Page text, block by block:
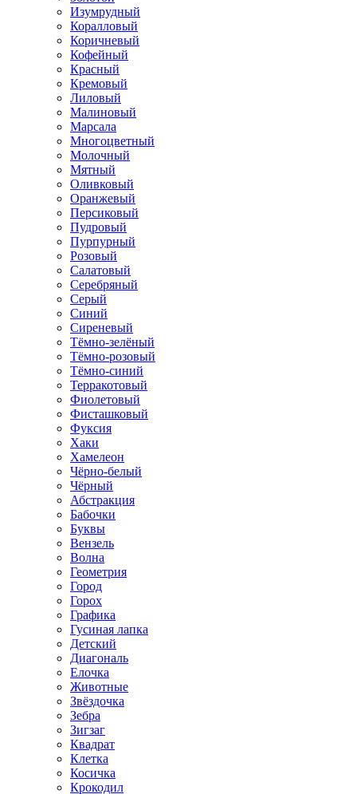
Изумрудный
Коралловый
Коричневый
Кофейный
Красный
Кремовый
Лиловый
Малиновый
Марсала
Многоцветный
Молочный
Мятный
Оливковый
Оранжевый
Персиковый
Пудровый
Пурпурный
Розовый
Салатовый
Серебряный
Серый
Синий
Сиреневый
Тёмно-зелёный
Тёмно-розовый
Тёмно-синий
Терракотовый
Фиолетовый
Фисташковый
Фуксия
Хаки
Хамелеон
Чёрно-белый
Чёрный
Абстракция
Бабочки
Буквы
Вензель
Волна
Геометрия
Город
Горох
Графика
Гусиная лапка
Детский
Диагональ
Елочка
Животные
Звёздочка
Зебра
Зигзаг
Квадрат
Клетка
Косичка
Крокодил